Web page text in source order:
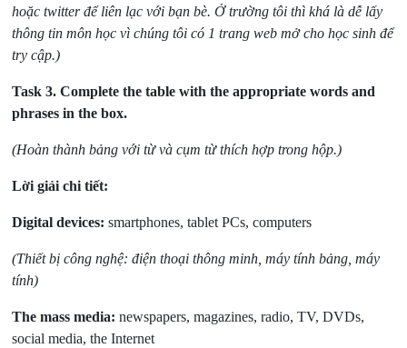
hoặc twitter để liên lạc với bạn bè. Ở trường tôi thì khá là dễ lấy
thông tin môn học vì chúng tôi có 1 trang web mở cho học sinh để
try cập.)
Task 3.Complete the table with the appropriate words and
phrases in the box.
(Hoàn thành bảng với từ và cụm từ thích hợp trong hộp.)
Lời giải chi tiết:
Digital devices: smartphones, tablet PCs, computers
(Thiết bị công nghệ: điện thoại thông minh, máy tính bảng, máy
tính)
The mass media: newspapers, magazines, radio, TV, DVDs,
social media, the Internet